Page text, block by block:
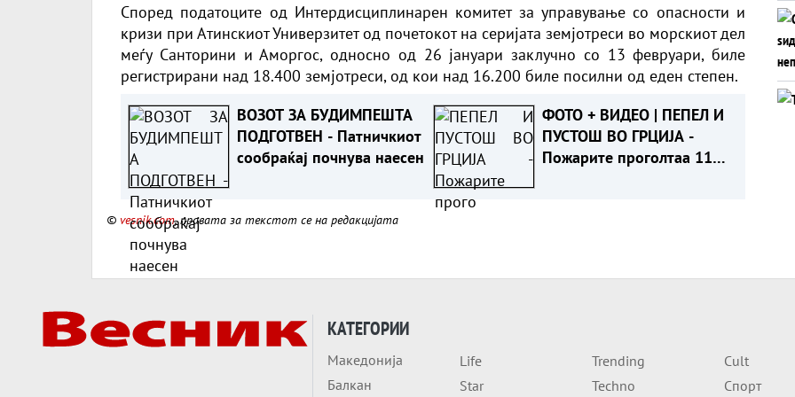
Според податоците од Интердисциплинарен комитет за управување со опасности и
кризи при Атинскиот Универзитет од почетокот на серијата земјотреси во морскиот дел
меѓу Санторини и Аморгос, односно од 26 јануари заклучно со 13 февруари, биле
регистрирани над 18.400 земјотреси, од кои над 16.200 биле посилни од еден степен.
ВОЗОТ ЗА БУДИМПЕШТА
ПОДГОТВЕН - Патничкиот
сообраќај почнува наесен
ФОТО + ВИДЕО | ПЕПЕЛ И
ПУСТОШ ВО ГРЦИЈА -
Пожарите проголтаа 118
© vesnik.com, правата за текстот се на редакцијата
КАТЕГОРИИ
Македонија
Балкан
Life
Star
Trending
Techno
Cult
Спорт